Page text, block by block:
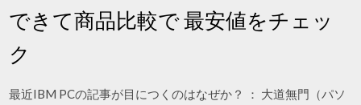
できて商品比較で 最安値をチェッ
ク
最近IBM PCの記事が目につくのはなぜか？ ： 大道無門（パソ